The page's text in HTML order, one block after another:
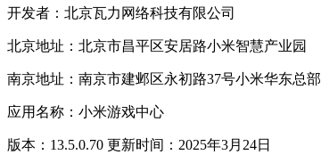
开发者：北京瓦力网络科技有限公司
北京地址：北京市昌平区安居路小米智慧产业园
南京地址：南京市建邺区永初路37号小米华东总部
应用名称：小米游戏中心
版本：13.5.0.70 更新时间：2025年3月24日